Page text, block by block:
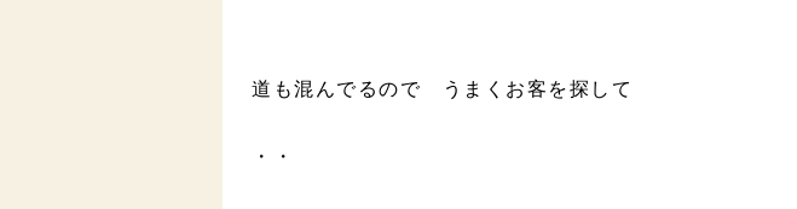
道も混んでるので うまくお客を探して
・・